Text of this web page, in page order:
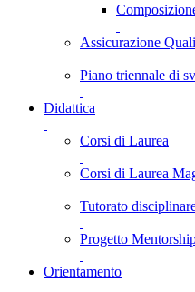
Assicurazione
Piano triennale di
Didattica
Corsi di Laurea
Corsi di Laurea
Tutorato
Progetto
Orientamento